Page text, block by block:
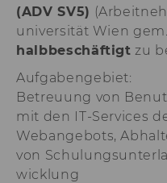
(ADV SV5)
uni­ver­si­tät Wien gem.
halb­be­schäf­tigt zu
Auf­ga­ben­ge­biet:
Be­treu­ung von
mit den IT-​Services
Web­an­ge­bots,
von
wick­lung
aam_uuid
li_mc